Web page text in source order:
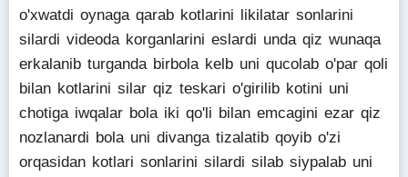
o'xwatdi oynaga qarab kotlarini likilatar sonlarini
silardi videoda korganlarini eslardi unda qiz wunaqa
erkalanib turganda birbola kelb uni qucolab o'par qoli
bilan kotlarini silar qiz teskari o'girilib kotini uni
chotiga iwqalar bola iki qo'li bilan emcagini ezar qiz
nozlanardi bola uni divanga tizalatib qoyib o'zi
orqasidan kotlari sonlarini silardi silab siypalab uni